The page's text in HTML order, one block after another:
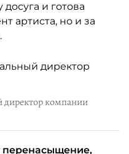
досуга и готова
артиста, но и за
директор компании
перенасыщение,